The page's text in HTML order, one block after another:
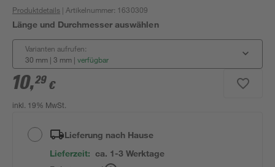
Produktdetails | Artikelnummer: 1630309
Länge und Durchmesser auswählen
Varianten aufrufen:
30 mm | 3 mm | verfügbar
10,29 €
inkl. 19% MwSt.
Lieferung nach Hause
Lieferzeit: ca. 1-3 Werktage